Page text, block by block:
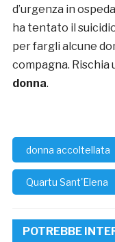
d’urgenza in
ha tentato il
per fargli alcune
compagna. Rischia
donna.
donna accoltellata
Quartu Sant'Elena
POTREBBE